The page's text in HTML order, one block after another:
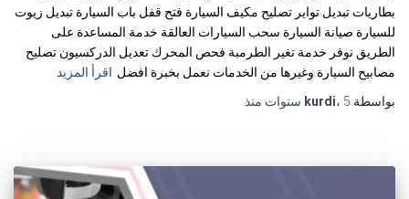
بطاريات تبديل تواير تصليح مكيف السيارة فتح قفل باب السيارة تبديل زيوت
للسيارة صيانة السيارة سحب السيارات العالقة خدمة المساعدة على
الطريق نوفر خدمة تغير الطرمبة فحص المحرك تعديل الدركسيون تصليح
مصابيح السيارة وغيرها من الخدمات نعمل بخبرة افضل اقرأ المزيد
بواسطة
kurdi، 5 سنوات منذ